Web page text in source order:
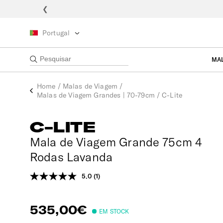
❮
Portugal
Home / Malas de Viagem /
Malas de Viagem Grandes | 70-79cm / C-Lite
C-LITE
Mala de Viagem Grande 75cm 4
Rodas Lavanda
5.0 Leu
para
(1)
535,00€ EM STOCK